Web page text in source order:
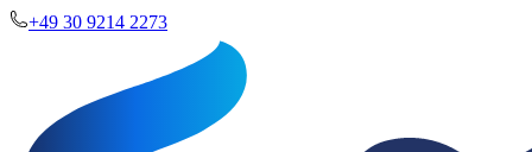
+49 30 9214 2273